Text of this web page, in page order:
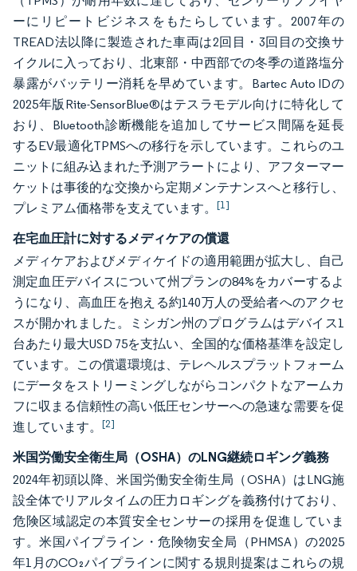
ーにリピートビジネスをもたらしています。2007年の
TREAD法以降に製造された車両は2回目・3回目の交換サ
イクルに入っており、北東部・中西部での冬季の道路塩分
暴露がバッテリー消耗を早めています。Bartec Auto IDの
2025年版Rite-SensorBlue®はテスラモデル向けに特化して
おり、Bluetooth診断機能を追加してサービス間隔を延長
するEV最適化TPMSへの移行を示しています。これらのユ
ニットに組み込まれた予測アラートにより、アフターマー
ケットは事後的な交換から定期メンテナンスへと移行し、
プレミアム価格帯を支えています。 [1]
在宅血圧計に対するメディケアの償還
メディケアおよびメディケイドの適用範囲が拡大し、自己
測定血圧デバイスについて州プランの84%をカバーするよ
うになり、高血圧を抱える約140万人の受給者へのアクセ
スが開かれました。ミシガン州のプログラムはデバイス1
台あたり最大USD 75を支払い、全国的な価格基準を設定し
ています。この償還環境は、テレヘルスプラットフォーム
にデータをストリーミングしながらコンパクトなアームカ
フに収まる信頼性の高い低圧センサーへの急速な需要を促
進しています。 [2]
米国労働安全衛生局（OSHA）のLNG継続ロギング義務
2024年初頭以降、米国労働安全衛生局（OSHA）はLNG施
設全体でリアルタイムの圧力ロギングを義務付けており、
危険区域認定の本質安全センサーの採用を促進していま
す。米国パイプライン・危険物安全局（PHMSA）の2025
年1月のCO₂パイプラインに関する規則提案はこれらの規